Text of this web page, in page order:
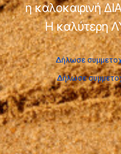
η καλοκαιρινή
Η καλύτερη
Δήλωσε
Δήλωσε